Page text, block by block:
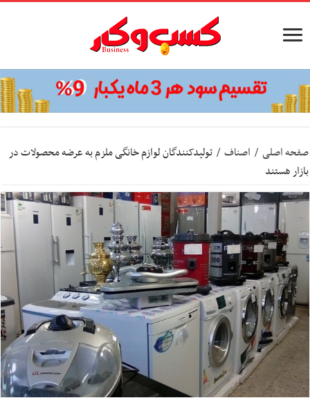
صفحه اصلی / اصناف / تولیدکنندگان لوازم خانگی ملزم به عرضه محصولات در
بازار هستند